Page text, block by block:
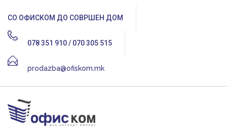
СО ОФИСКОМ ДО СОВРШЕН ДОМ
078 351 910 / 070 305 515
prodazba@ofiskom.mk